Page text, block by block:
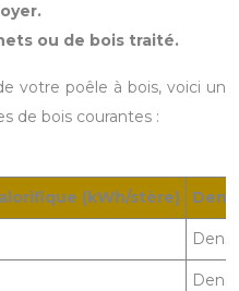
ou de bois traité.
votre poêle à bois, voici un
de bois courantes :
(kWh/stère)